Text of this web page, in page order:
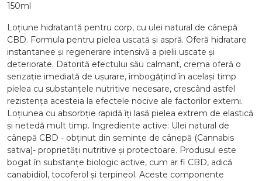
150ml
Loțiune hidratantă pentru corp, cu ulei natural de cânepă
CBD. Formula pentru pielea uscată și aspră. Oferă hidratare
instantanee și regenerare intensivă a pielii uscate și
deteriorate. Datorită efectului său calmant, crema oferă o
senzație imediată de ușurare, îmbogățind în același timp
pielea cu substanțele nutritive necesare, crescând astfel
rezistența acesteia la efectele nocive ale factorilor externi.
Loțiunea cu absorbție rapidă îți lasă pielea extrem de elastică
și netedă mult timp. Ingrediente active: Ulei natural de
cânepă CBD - obținut din semințe de cânepă (Cannabis
sativa)- proprietăți nutritive și protectoare. Produsul este
bogat în substanțe biologic active, cum ar fi CBD, adică
canabidiol, tocoferol și terpineol. Aceste componente